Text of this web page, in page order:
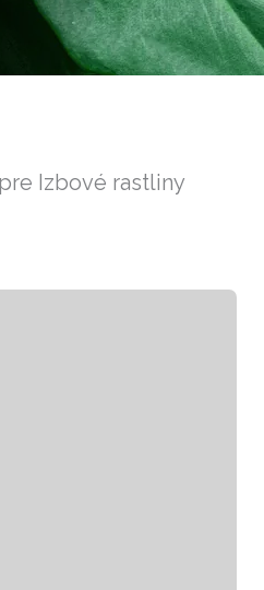
Izbové rastliny